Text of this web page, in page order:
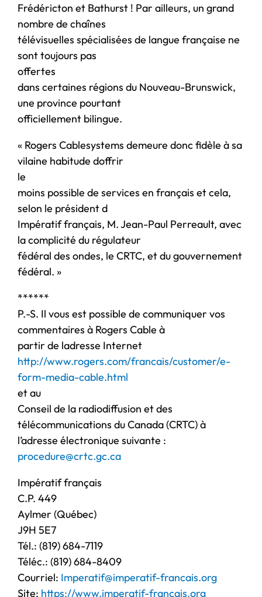
Frédéricton et Bathurst ! Par ailleurs, un grand
nombre de chaînes
télévisuelles spécialisées de langue française ne
sont toujours pas
offertes
dans certaines régions du Nouveau-Brunswick,
une province pourtant
officiellement bilingue.
« Rogers Cablesystems demeure donc fidèle à sa
vilaine habitude doffrir
le
moins possible de services en français et cela,
selon le président d
Impératif français, M. Jean-Paul Perreault, avec
la complicité du régulateur
fédéral des ondes, le CRTC, et du gouvernement
fédéral. »
******
P.-S. Il vous est possible de communiquer vos
commentaires à Rogers Cable à
partir de ladresse Internet
http://www.rogers.com/francais/customer/e-
form-media-cable.html
et au
Conseil de la radiodiffusion et des
télécommunications du Canada (CRTC) à
l’adresse électronique suivante :
procedure@crtc.gc.ca
Impératif français
C.P. 449
Aylmer (Québec)
J9H 5E7
Tél.: (819) 684-7119
Téléc.: (819) 684-8409
Courriel: Imperatif@imperatif-francais.org
Site: https://www.imperatif-francais.org